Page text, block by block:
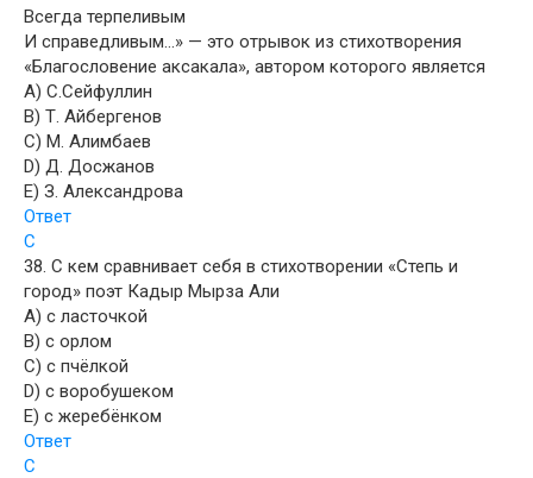
Всегда терпеливым
И справедливым…» — это отрывок из стихотворения
«Благословение аксакала», автором которого является
A) С.Сейфуллин
B) Т. Айбергенов
C) М. Алимбаев
D) Д. Досжанов
E) З. Александрова
Ответ
C
38. C кем сравнивает себя в стихотворении «Степь и
город» поэт Кадыр Мырза Али
A) с ласточкой
B) с орлом
C) с пчёлкой
D) с воробушеком
E) с жеребёнком
Ответ
C